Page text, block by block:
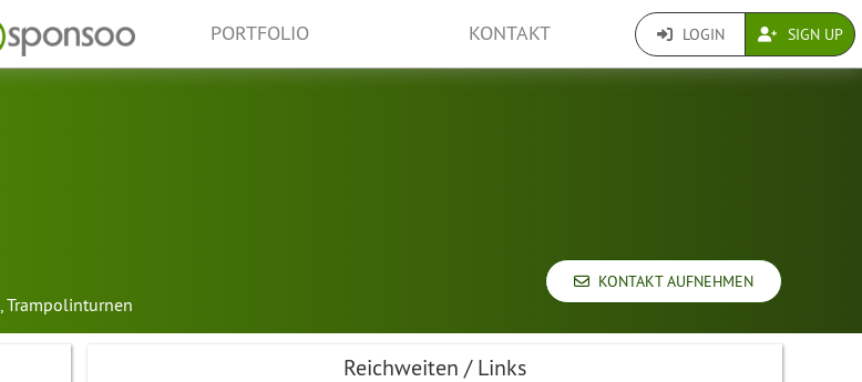
PORTFOLIO KONTAKT LOGIN SIGN UP
,Trampolinturnen
KONTAKT AUFNEHMEN
Reichweiten / Links